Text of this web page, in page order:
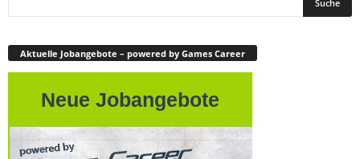
Aktuelle Jobangebote – powered by Games Career